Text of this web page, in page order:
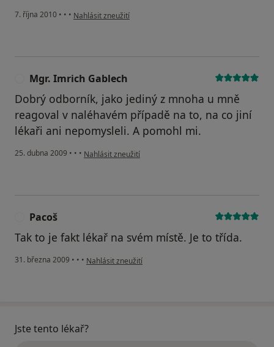
7. října 2010 • • • podle názoru uživatele Pacient
Nahlásit zneužití
Mgr. Imrich Gablech
Dobrý odborník, jako jediný z mnoha u mně
reagoval v naléhavém případě na to, na co jiní
lékaři ani nepomysleli. A pomohl mi.
25. dubna 2009 • • • podle názoru uživatele Mgr. Imrich Gablech
Nahlásit zneužití
Pacoš
Tak to je fakt lékař na svém místě. Je to třída.
31. března 2009 • • • podle názoru uživatele Pacoš
Nahlásit zneužití
Jste tento lékař?